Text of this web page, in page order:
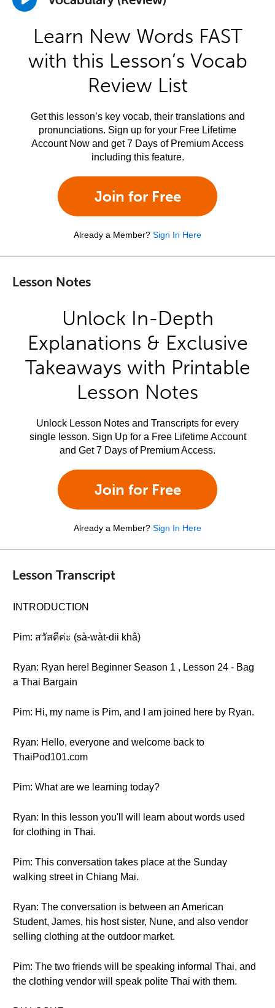
Learn New Words FAST
with this Lesson’s Vocab
Review List
Get this lesson’s key vocab, their translations and
pronunciations. Sign up for your Free Lifetime
Account Now and get 7 Days of Premium Access
including this feature.
Join for Free
Already a Member? Sign In Here
Lesson Notes
Unlock In-Depth
Explanations & Exclusive
Takeaways with Printable
Lesson Notes
Unlock Lesson Notes and Transcripts for every
single lesson. Sign Up for a Free Lifetime Account
and Get 7 Days of Premium Access.
Join for Free
Already a Member? Sign In Here
Lesson Transcript
INTRODUCTION
Pim: สวัสดีค่ะ (sà-wàt-dii khâ)
Ryan: Ryan here! Beginner Season 1 , Lesson 24 - Bag
a Thai Bargain
Pim: Hi, my name is Pim, and I am joined here by Ryan.
Ryan: Hello, everyone and welcome back to
ThaiPod101.com
Pim: What are we learning today?
Ryan: In this lesson you'll will learn about words used
for clothing in Thai.
Pim: This conversation takes place at the Sunday
walking street in Chiang Mai.
Ryan: The conversation is between an American
Student, James, his host sister, Nune, and also vendor
selling clothing at the outdoor market.
Pim: The two friends will be speaking informal Thai, and
the clothing vendor will speak polite Thai with them.